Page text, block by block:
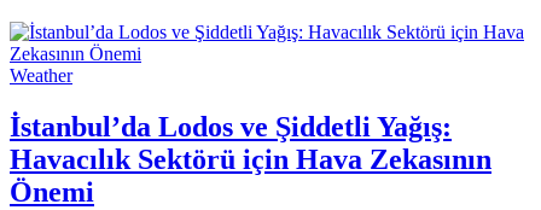
Weather
İstanbul’da Lodos ve Şiddetli Yağış:
Havacılık Sektörü için Hava Zekasının
Önemi